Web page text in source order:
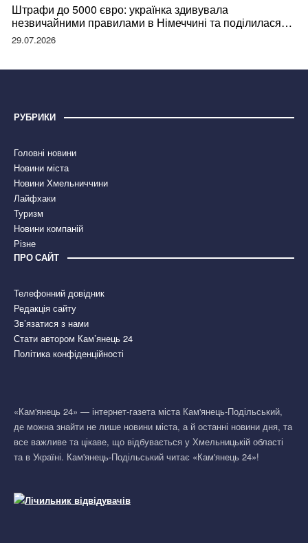
Штрафи до 5000 євро: українка здивувала
незвичайними правилами в Німеччині та поділилася
правдою
29.07.2026
РУБРИКИ
Головні новини
Новини міста
Новини Хмельниччини
Лайфхаки
Туризм
Новини компаній
Різне
ПРО САЙТ
Телефонний довідник
Редакція сайту
Зв’язатися з нами
Стати автором Кам’янець 24
Політика конфіденційності
«Кам'янець 24» — інтернет-газета міста Кам'янець-Подільський,
де можна знайти не лише новини міста, а й останні новини дня, та
все важливе та цікаве, що відбувається у Хмельницькій області
та в Україні. Кам'янець-Подільський читає «Кам'янець 24»!